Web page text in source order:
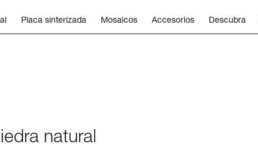
Placa sinterizada Mosaicos Accesorios Descubra
natural